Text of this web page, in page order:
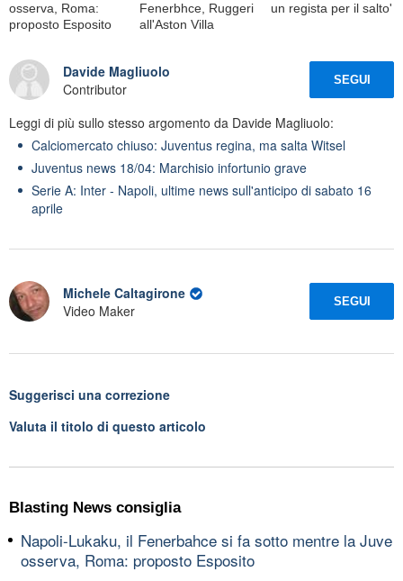
osserva, Roma:
proposto Esposito
Fenerbhce, Ruggeri
all'Aston Villa
un regista per il salto'
Davide Magliuolo
Contributor
SEGUI
Leggi di più sullo stesso argomento da Davide Magliuolo:
Calciomercato chiuso: Juventus regina, ma salta Witsel
Juventus news 18/04: Marchisio infortunio grave
Serie A: Inter - Napoli, ultime news sull'anticipo di sabato 16
aprile
Michele Caltagirone
Video Maker
SEGUI
Suggerisci una correzione
Valuta il titolo di questo articolo
Blasting News consiglia
Napoli-Lukaku, il Fenerbahce si fa sotto mentre la Juve
osserva, Roma: proposto Esposito